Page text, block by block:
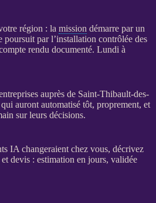
région : la mission démarre par un
poursuit par l’installation contrôlée des
rendu documenté. Lundi à
auprès de Saint-Thibault-des-
auront automatisé tôt, proprement, et
sur leurs décisions.
IA changeraient chez vous, décrivez
devis: estimation en jours, validée